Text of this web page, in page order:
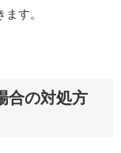
す。
合の対処方